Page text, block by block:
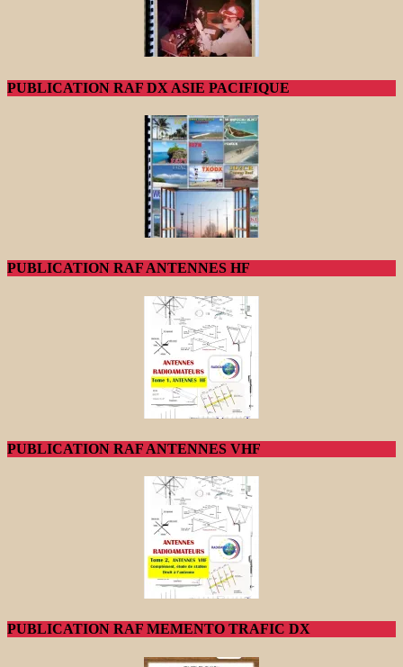
PUBLICATION RAF DX ASIE PACIFIQUE
PUBLICATION RAF ANTENNES HF
PUBLICATION RAF ANTENNES VHF
PUBLICATION RAF MEMENTO TRAFIC DX